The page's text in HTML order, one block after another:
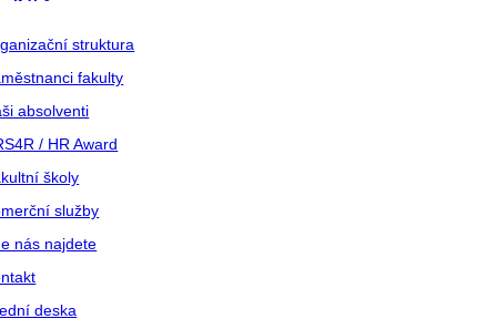
struktura
fakulty
absolventi
/ HR Award
školy
služby
nás najdete
deska